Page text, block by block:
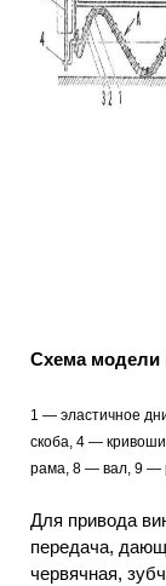
Схема модели
1 — эластичное
скоба, 4 —
рама, 8 — вал, 9 —
Для привода
передача,
червячная,